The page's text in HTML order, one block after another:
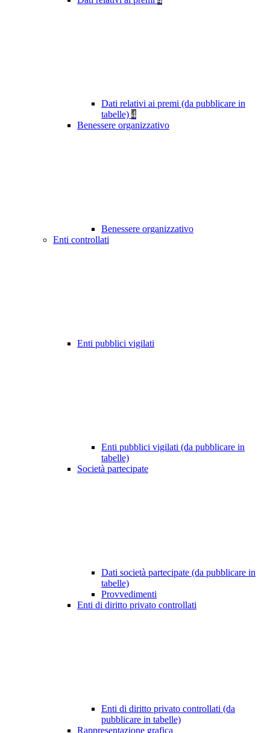
Dati relativi ai premi (da pubblicare in
tabelle) 4
Benessere organizzativo
Benessere organizzativo
Enti controllati
Enti pubblici vigilati
Enti pubblici vigilati (da pubblicare in
tabelle)
Società partecipate
Dati società partecipate (da pubblicare in
tabelle)
Provvedimenti
Enti di diritto privato controllati
Enti di diritto privato controllati (da
pubblicare in tabelle)
Rappresentazione grafica